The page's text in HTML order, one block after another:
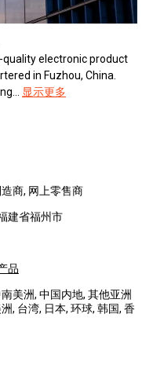
quality electronic product
in Fuzhou, China.
显示更多
商, 网上零售商
建省福州市
品
美洲, 中国内地, 其他亚洲
, 台湾, 日本, 环球, 韩国, 香